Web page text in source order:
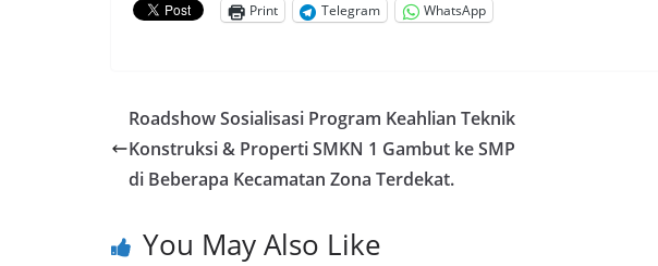
Print
Telegram WhatsApp
Roadshow Sosialisasi Program Keahlian Teknik
Konstruksi & Properti SMKN 1 Gambut ke SMP
di Beberapa Kecamatan Zona Terdekat.
You May Also Like